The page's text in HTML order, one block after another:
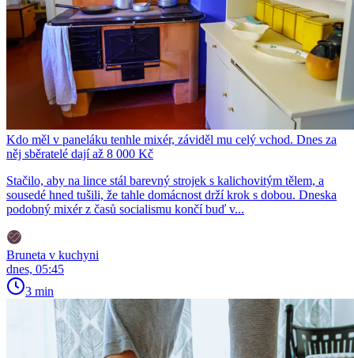
Kdo měl v paneláku tenhle mixér, záviděl mu celý vchod. Dnes za
něj sběratelé dají až 8 000 Kč
Stačilo, aby na lince stál barevný strojek s kalichovitým tělem, a
sousedé hned tušili, že tahle domácnost drží krok s dobou. Dneska
podobný mixér z časů socialismu končí buď v...
Bruneta v kuchyni
dnes, 05:45
3 min